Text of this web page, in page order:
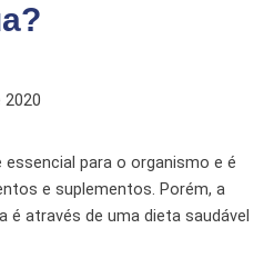
2020
para o organismo e é
e suplementos. Porém, a
é através de uma dieta saudável